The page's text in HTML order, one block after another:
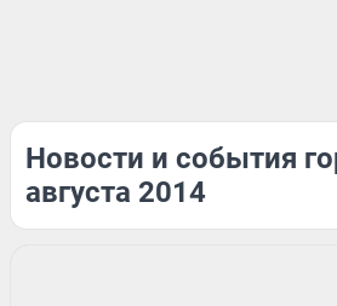
Новости и события
августа 2014